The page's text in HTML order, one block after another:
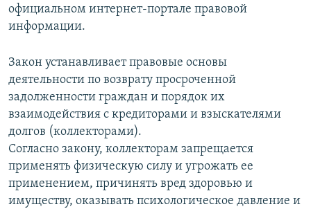
официальном интернет-портале правовой
информации.
Закон устанавливает правовые основы
деятельности по возврату просроченной
задолженности граждан и порядок их
взаимодействия с кредиторами и взыскателями
долгов (коллекторами).
Согласно закону, коллекторам запрещается
применять физическую силу и угрожать ее
применением, причинять вред здоровью и
имуществу, оказывать психологическое давление и